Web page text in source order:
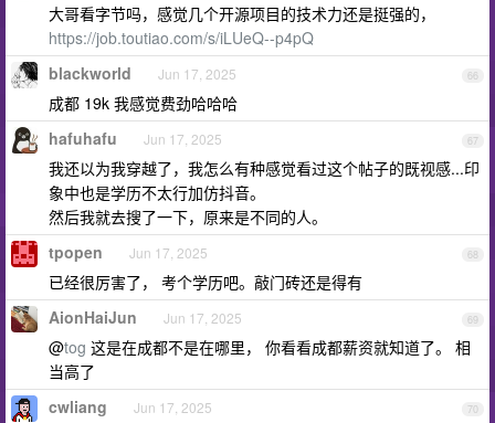
大哥看字节吗，感觉几个开源项目的技术力还是挺强的，
https://job.toutiao.com/s/iLUeQ--p4pQ
66
blackworld Jun 17, 2025
成都 19k 我感觉费劲哈哈哈
67
hafuhafu Jun 17, 2025
我还以为我穿越了，我怎么有种感觉看过这个帖子的既视感...印
象中也是学历不太行加仿抖音。
然后我就去搜了一下，原来是不同的人。
68
tpopen Jun 17, 2025
已经很厉害了， 考个学历吧。敲门砖还是得有
69
AionHaiJun Jun 17, 2025
@tog 这是在成都不是在哪里， 你看看成都薪资就知道了。 相
当高了
70
cwliang Jun 17, 2025